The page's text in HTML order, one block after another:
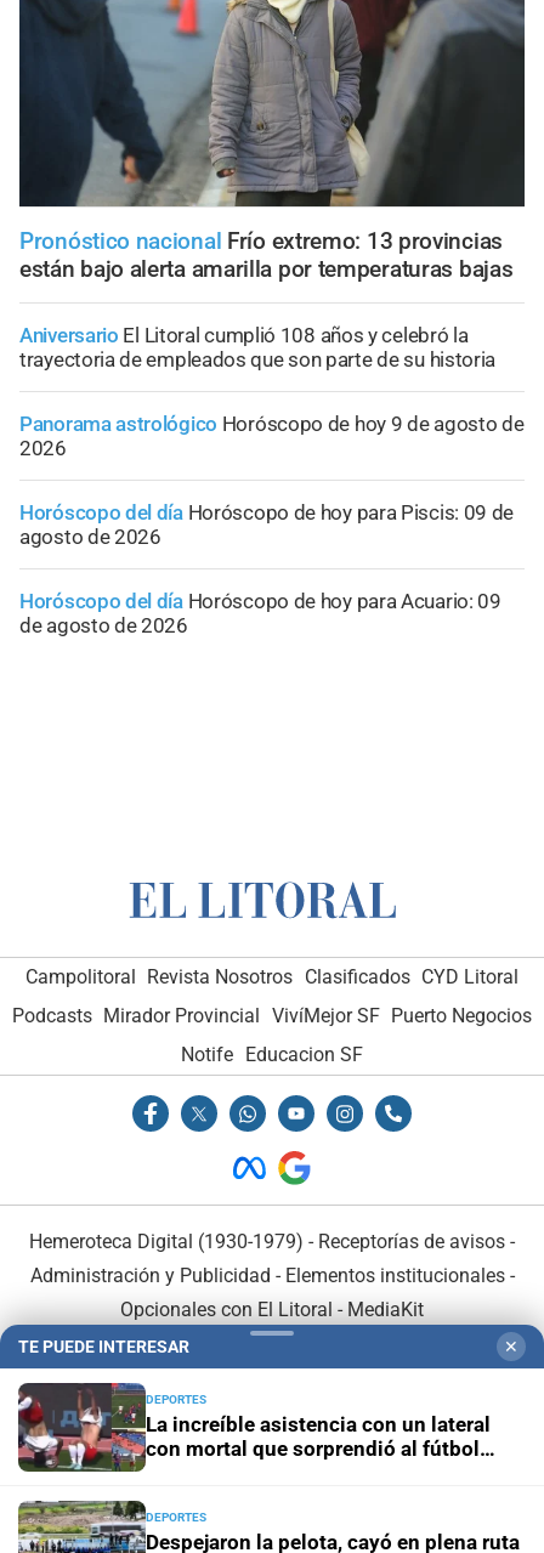
Pronóstico nacional Frío extremo: 13 provincias
están bajo alerta amarilla por temperaturas bajas
Aniversario El Litoral cumplió 108 años y celebró la
trayectoria de empleados que son parte de su historia
Panorama astrológico Horóscopo de hoy 9 de agosto de
2026
Horóscopo del día Horóscopo de hoy para Piscis: 09 de
agosto de 2026
Horóscopo del día Horóscopo de hoy para Acuario: 09
de agosto de 2026
Campolitoral Revista Nosotros Clasificados CYD Litoral
Podcasts Mirador Provincial VivíMejor SF Puerto Negocios
Notife Educacion SF
Hemeroteca Digital (1930-1979) - Receptorías de avisos -
Administración y Publicidad - Elementos institucionales-
Opcionales con El Litoral - MediaKit
En Asociación con:
TE PUEDE INTERESAR ✕
DEPORTES
La increíble asistencia con un lateral
con mortal que sorprendió al fútbol
DEPORTES
Despejaron la pelota, cayó en plena ruta